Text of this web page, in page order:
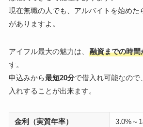
現在無職の人でも、アルバイトを始めた
がありますよ。
アイフル最大の魅力は、 融資までの時間
す。
申込みから最短20分で借入れ可能なので
入れすることが出来ます。
金利（実質年率） 3.0%～